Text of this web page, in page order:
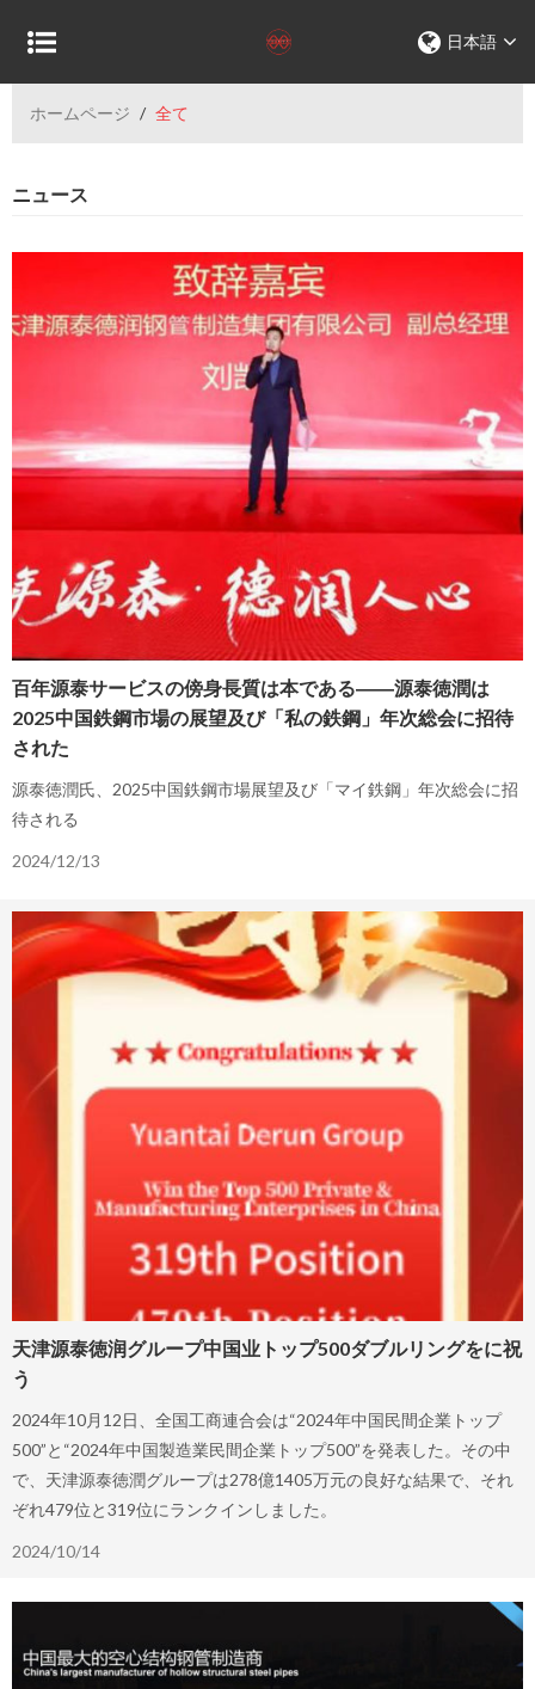
日本語
ホームページ / 全て
ニュース
百年源泰サービスの傍身長質は本である――源泰徳潤は
2025中国鉄鋼市場の展望及び「私の鉄鋼」年次総会に招待
された
源泰徳潤氏、2025中国鉄鋼市場展望及び「マイ鉄鋼」年次総会に招
待される
2024/12/13
天津源泰徳润グループ中国业トップ500ダブルリングをに祝
う
2024年10月12日、全国工商連合会は“2024年中国民間企業トップ
500”と“2024年中国製造業民間企業トップ500”を発表した。その中
で、天津源泰徳潤グループは278億1405万元の良好な結果で、それ
ぞれ479位と319位にランクインしました。
2024/10/14